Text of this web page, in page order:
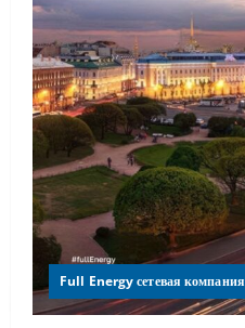
Full Energy сетевая компания